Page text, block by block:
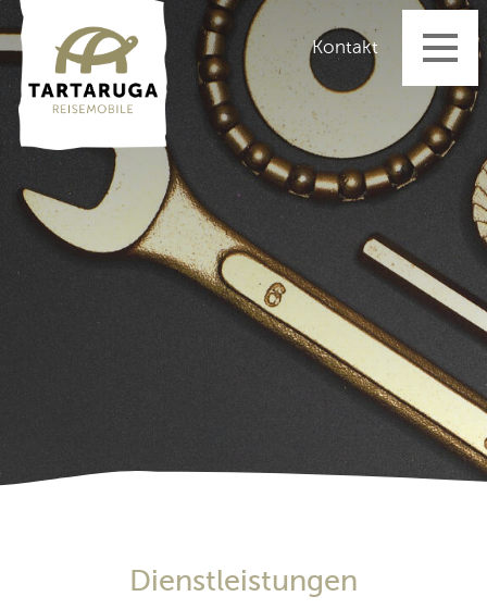
Kontakt
Startseite
Reisemobile
Vermietung
Fahrzeugangebot
Aktuelles
Dienstleistungen
Beratung & Verkauf
Reparatur & Unterhalt
Nachrüstungen & Zubehör
zu den Geschäftsmobilen
Dienstleistungen